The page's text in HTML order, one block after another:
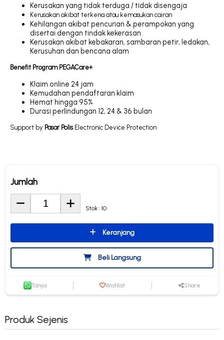
Kerusakan yang tidak terduga / tidak disengaja
Kerusakan akibat terkena atau kemasukan cairan
Kehilangan akibat pencurian & perampokan yang
disertai dengan tindak kekerasan
Kerusakan akibat kebakaran, sambaran petir, ledakan,
Kerusuhan dan bencana alam
Benefit Program PEGACare+
Klaim online 24 jam
Kemudahan pendaftaran klaim
Hemat hingga 95%
Durasi perlindungan 12, 24 & 36 bulan
Support by Pasar Polis Electronic Device Protection
Jumlah
Stok : 10
Keranjang
Beli Langsung
Tanya Wishlist Share
Produk Sejenis